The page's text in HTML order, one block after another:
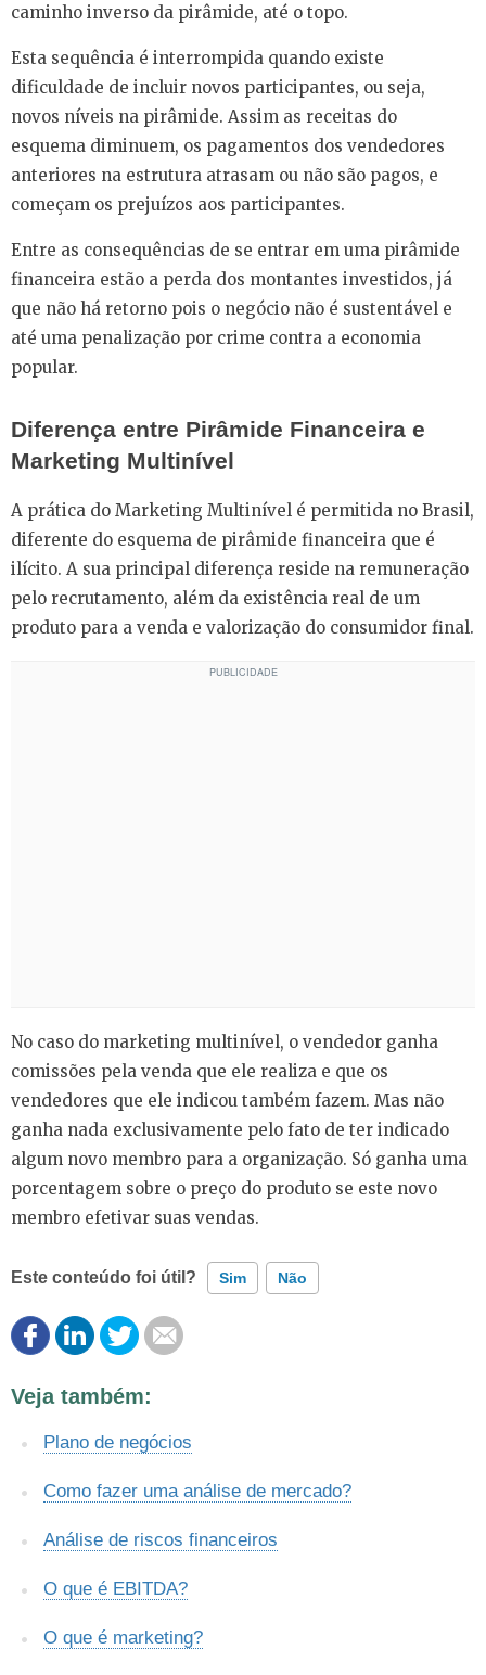
caminho inverso da pirâmide, até o topo.
Esta sequência é interrompida quando existe
dificuldade de incluir novos participantes, ou seja,
novos níveis na pirâmide. Assim as receitas do
esquema diminuem, os pagamentos dos vendedores
anteriores na estrutura atrasam ou não são pagos, e
começam os prejuízos aos participantes.
Entre as consequências de se entrar em uma pirâmide
financeira estão a perda dos montantes investidos, já
que não há retorno pois o negócio não é sustentável e
até uma penalização por crime contra a economia
popular.
Diferença entre Pirâmide Financeira e
Marketing Multinível
A prática do Marketing Multinível é permitida no Brasil,
diferente do esquema de pirâmide financeira que é
ilícito. A sua principal diferença reside na remuneração
pelo recrutamento, além da existência real de um
produto para a venda e valorização do consumidor final.
No caso do marketing multinível, o vendedor ganha
comissões pela venda que ele realiza e que os
vendedores que ele indicou também fazem. Mas não
ganha nada exclusivamente pelo fato de ter indicado
algum novo membro para a organização. Só ganha uma
porcentagem sobre o preço do produto se este novo
membro efetivar suas vendas.
Este conteúdo foi útil? Sim Não
Este conteúdo contém informação incorreta
Este conteúdo não tem a informação que procuro
Outro
Veja também:
Plano de negócios
Como fazer uma análise de mercado?
Análise de riscos financeiros
O que é EBITDA?
O que é marketing?